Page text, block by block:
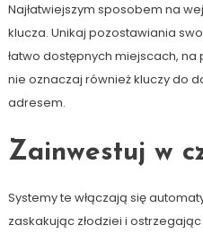
Najłatwiejszym sposobem na
klucza. Unikaj pozostawiania
łatwo dostępnych miejscach,
nie oznaczaj również kluczy do
adresem.
Zainwestuj w
Systemy te włączają się
zaskakując złodziei i